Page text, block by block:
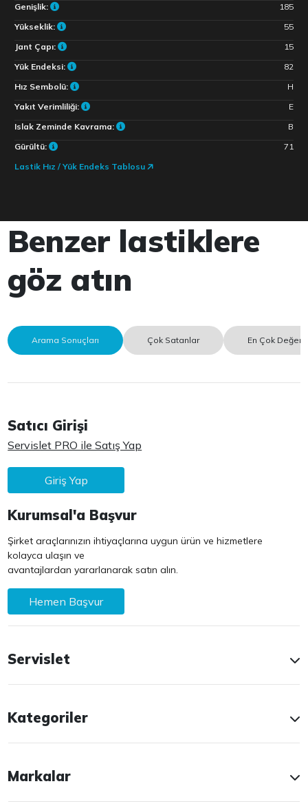
Genişlik:
185
Yükseklik:
55
Jant Çapı:
15
Yük Endeksi:
82
Hız Sembolü:
H
Yakıt Verimliliği:
E
Islak Zeminde Kavrama:
B
Gürültü:
71
Lastik Hız / Yük Endeks Tablosu
Benzer lastiklere
göz atın
Arama Sonuçları Çok Satanlar En Çok
Satıcı Girişi
Servislet PRO ile Satış Yap
Giriş Yap
Kurumsal'a Başvur
Şirket araçlarınızın ihtiyaçlarına uygun ürün ve hizmetlere
kolayca ulaşın ve
avantajlardan yararlanarak satın alın.
Hemen Başvur
Servislet
Kategoriler
Markalar